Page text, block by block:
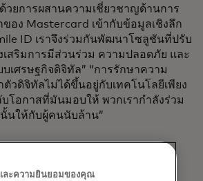
วยการผสานความเชี่ยวชาญด้านการ
อง Mastercard เข้ากับข้อมูลเชิงลึก
ID เราจึงร่วมกันพัฒนาโซลูชันที่ปรับ
เสริมการมีส่วนร่วม ความปลอดภัย และ
บเศรษฐกิจดิจิทัล” “การรักษาความ
วดิจิทัลไม่ได้ขึ้นอยู่กับเทคโนโลยีเพียง
บโอกาสที่มันมอบให้ พวกเรากำลังร่วม
นให้กับผู้คนนับล้าน”
ให้เป็นโอกาส
ละความยินยอมของคุณ